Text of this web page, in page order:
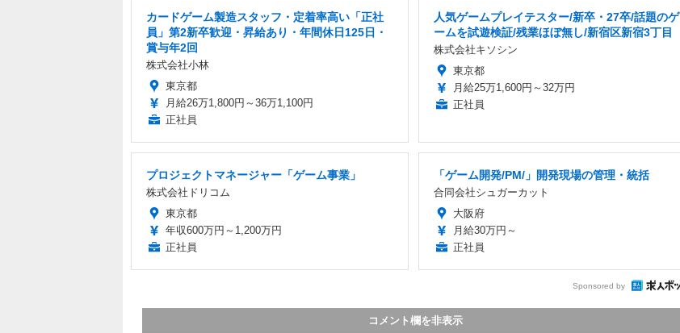
カードゲーム製造スタッフ・定着率高い「正社
員」第2新卒歓迎・昇給あり・年間休日125日・
賞与年2回
株式会社小林
東京都
月給26万1,800円～36万1,100円
正社員
人気ゲームプレイテスター/新卒・27卒/話題のゲ
ームを試遊検証/残業ほぼ無し/新宿区新宿3丁目
株式会社キソシン
東京都
月給25万1,600円～32万円
正社員
プロジェクトマネージャー「ゲーム事業」
株式会社ドリコム
東京都
年収600万円～1,200万円
正社員
「ゲーム開発/PM/」開発現場の管理・統括
合同会社シュガーカット
大阪府
月給30万円～
正社員
Sponsored by
コメント欄を非表示